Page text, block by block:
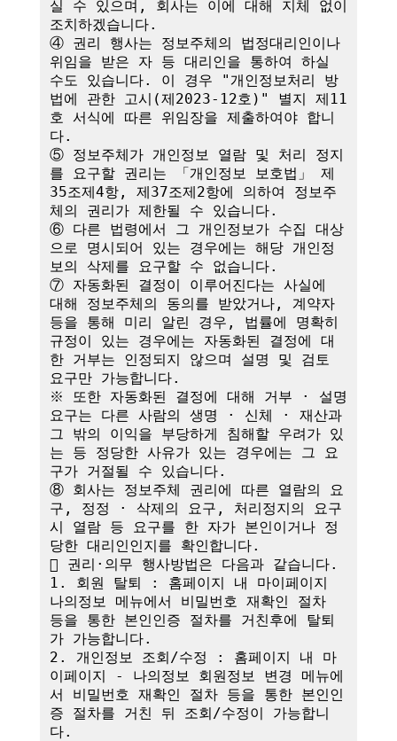
실 수 있으며, 회사는 이에 대해 지체 없이
조치하겠습니다.
④ 권리 행사는 정보주체의 법정대리인이나
위임을 받은 자 등 대리인을 통하여 하실
수도 있습니다. 이 경우 "개인정보처리 방
법에 관한 고시(제2023-12호)" 별지 제11
호 서식에 따른 위임장을 제출하여야 합니
다.
⑤ 정보주체가 개인정보 열람 및 처리 정지
를 요구할 권리는 「개인정보 보호법」 제
35조제4항, 제37조제2항에 의하여 정보주
체의 권리가 제한될 수 있습니다.
⑥ 다른 법령에서 그 개인정보가 수집 대상
으로 명시되어 있는 경우에는 해당 개인정
보의 삭제를 요구할 수 없습니다.
⑦ 자동화된 결정이 이루어진다는 사실에
대해 정보주체의 동의를 받았거나, 계약자
등을 통해 미리 알린 경우, 법률에 명확히
규정이 있는 경우에는 자동화된 결정에 대
한 거부는 인정되지 않으며 설명 및 검토
요구만 가능합니다.
※ 또한 자동화된 결정에 대해 거부 · 설명
요구는 다른 사람의 생명 · 신체 · 재산과
그 밖의 이익을 부당하게 침해할 우려가 있
는 등 정당한 사유가 있는 경우에는 그 요
구가 거절될 수 있습니다.
⑧ 회사는 정보주체 권리에 따른 열람의 요
구, 정정 · 삭제의 요구, 처리정지의 요구
시 열람 등 요구를 한 자가 본인이거나 정
당한 대리인인지를 확인합니다.
 권리·의무 행사방법은 다음과 같습니다.
1. 회원 탈퇴 : 홈페이지 내 마이페이지
나의정보 메뉴에서 비밀번호 재확인 절차
등을 통한 본인인증 절차를 거친후에 탈퇴
가 가능합니다.
2. 개인정보 조회/수정 : 홈페이지 내 마
이페이지 - 나의정보 회원정보 변경 메뉴에
서 비밀번호 재확인 절차 등을 통한 본인인
증 절차를 거친 뒤 조회/수정이 가능합니
다.